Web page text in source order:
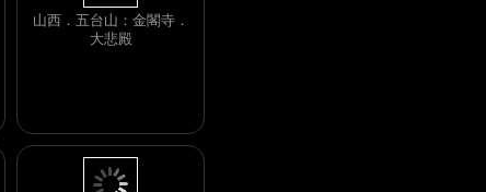
山西．五台山：金閣寺．